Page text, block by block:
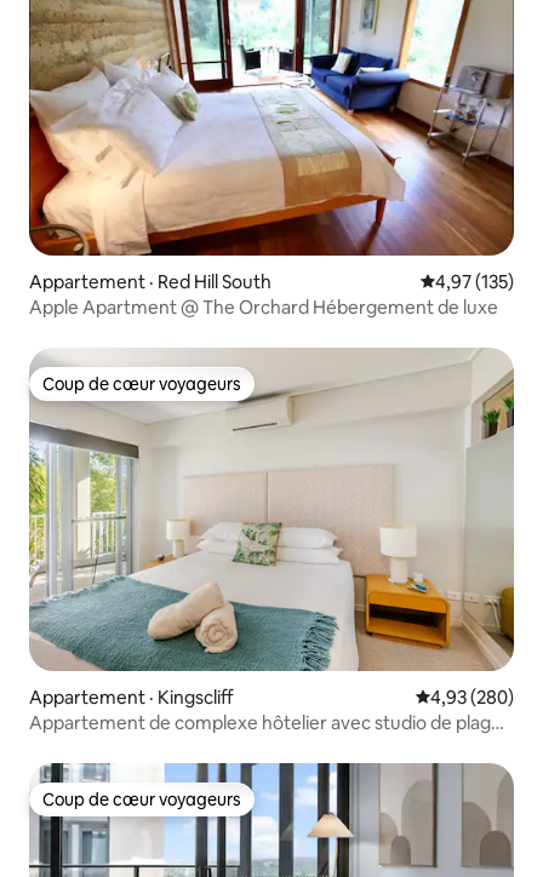
Appartement · Red Hill South Note
4,97 (135)
Apple Apartment @ The Orchard Hébergement de luxe
Coup de cœur voyageurs
Coup de cœur voyageurs
Appartement · Kingscliff Note
4,93 (280)
Appartement de complexe hôtelier avec studio de plage
Coup de cœur voyageurs
Coup de cœur voyageurs